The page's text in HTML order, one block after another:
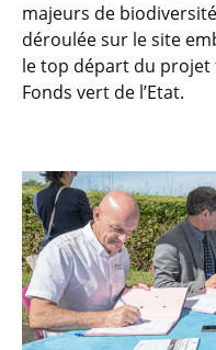
majeurs de
déroulée sur le site
le top départ du projet
Fonds vert de l’Etat.